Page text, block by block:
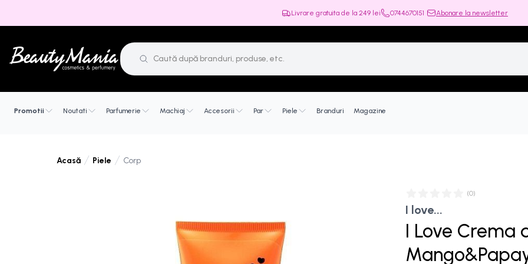
Livrare gratuita de la 249 lei 0744670151 Abonare la newsletter
Promotii Noutati Parfumerie Machiaj Accesorii Par Piele Branduri Magazine
Acasă Piele Corp
(0)
I love...
I Love Crema